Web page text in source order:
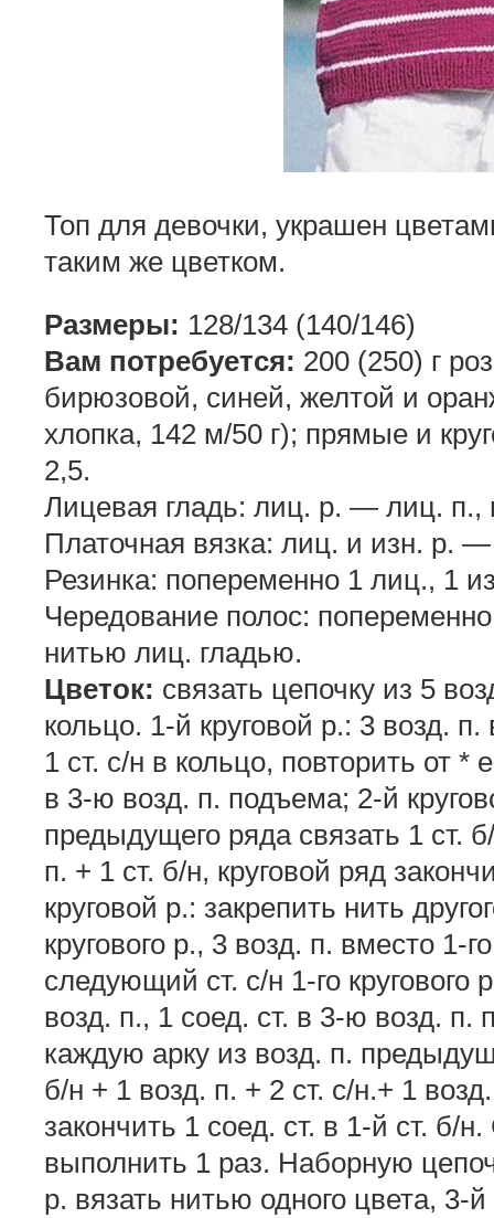
Топ для девочки, украшен
таким же цветком.
Размеры: 128/134 (140/146)
Вам потребуется: 200 (250) г
бирюзовой, синей, желтой и
хлопка, 142 м/50 г); прямые и
2,5.
Лицевая гладь: лиц. р. — лиц. п.,
Платочная вязка: лиц. и изн. р.
Резинка: попеременно 1 лиц., 1
Чередование полос:
нитью лиц. гладью.
Цветок: связать цепочку из 5
кольцо. 1-й круговой р.: 3 возд.
1 ст. с/н в кольцо, повторить от *
в 3-ю возд. п. подъема; 2-й
предыдущего ряда связать 1 ст.
п. + 1 ст. б/н, круговой ряд
круговой р.: закрепить нить
кругового р., 3 возд. п. вместо 1-
следующий ст. с/н 1-го кругового
возд. п., 1 соед. ст. в 3-ю возд. п.
каждую арку из возд. п.
б/н + 1 возд. п. + 2 ст. с/н.+ 1
закончить 1 соед. ст. в 1-й ст. б/
выполнить 1 раз. Наборную
р. вязать нитью одного цвета, 3-